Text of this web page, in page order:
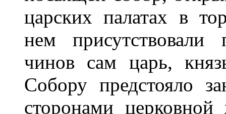
царских палатах в
нем
чинов сам царь,
Собору предстояло
сторонами